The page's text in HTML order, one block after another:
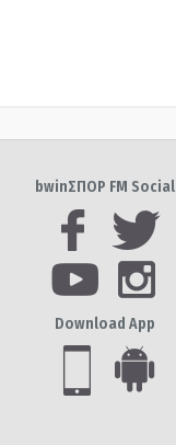
bwinΣΠΟΡ FM Social
Download App